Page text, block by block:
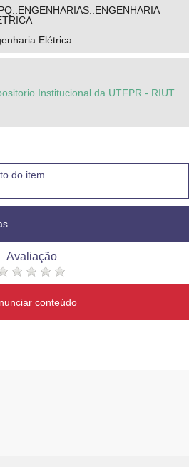
Elétrica
Institucional da UTFPR - RIUT
do item
Avaliação
conteúdo